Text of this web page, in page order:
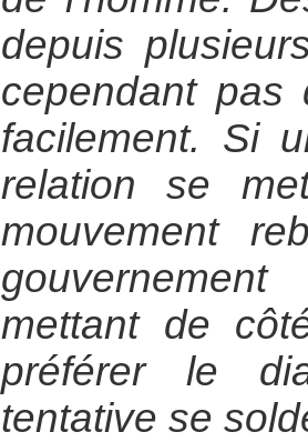
depuis
cependant
facilement. Si
relation se
mouvement
mettant de
préférer le
tentative se